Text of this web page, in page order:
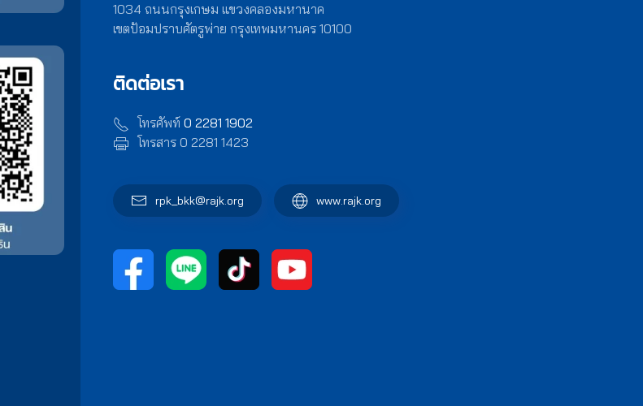
1034 ถนนกรุงเกษม แขวงคลองมหานาค
เขตป้อมปราบศัตรูพ่าย กรุงเทพมหานคร 10100
ติดต่อเรา
โทรศัพท์ 0 2281 1902
โทรสาร 0 2281 1423
rpk_bkk@rajk.org www.rajk.org